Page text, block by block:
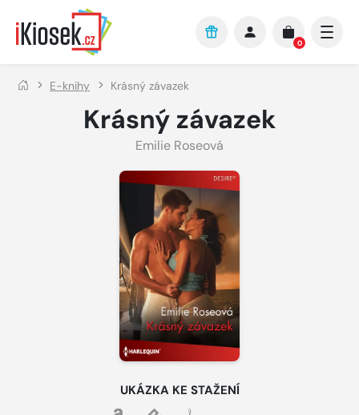
Přejít na hlavní obsah
0
E-knihy Krásný závazek
Krásný závazek
Emilie Roseová
UKÁZKA KE STAŽENÍ